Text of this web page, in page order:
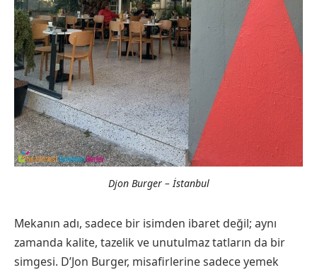
Djon Burger – İstanbul
Mekanın adı, sadece bir isimden ibaret değil; aynı
zamanda kalite, tazelik ve unutulmaz tatların da bir
simgesi. D’Jon Burger, misafirlerine sadece yemek